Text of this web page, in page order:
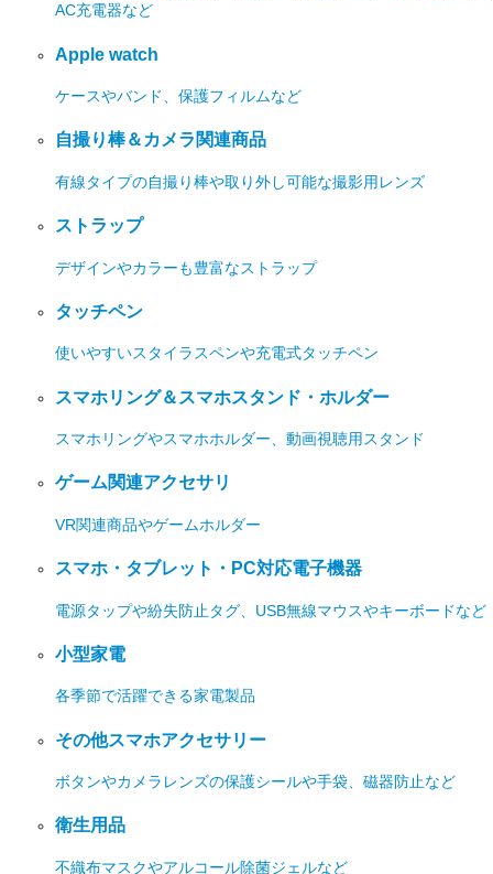
AC充電器など
Apple watch
ケースやバンド、保護フィルムなど
自撮り棒＆カメラ関連商品
有線タイプの自撮り棒や取り外し可能な撮影用レンズ
ストラップ
デザインやカラーも豊富なストラップ
タッチペン
使いやすいスタイラスペンや充電式タッチペン
スマホリング＆スマホスタンド・ホルダー
スマホリングやスマホホルダー、動画視聴用スタンド
ゲーム関連アクセサリ
VR関連商品やゲームホルダー
スマホ・タブレット・PC対応電子機器
電源タップや紛失防止タグ、USB無線マウスやキーボードなど
小型家電
各季節で活躍できる家電製品
その他スマホアクセサリー
ボタンやカメラレンズの保護シールや手袋、磁器防止など
衛生用品
不織布マスクやアルコール除菌ジェルなど